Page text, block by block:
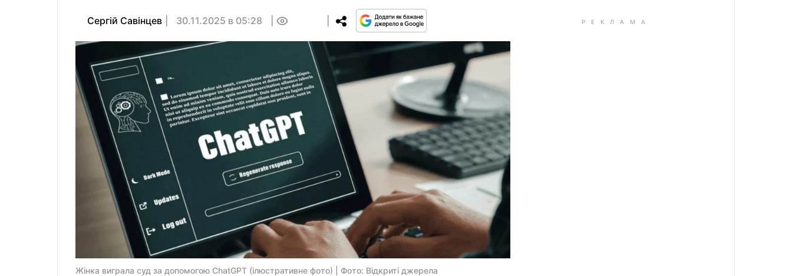
Сергій Савінцев 30.11.2025 в 05:28
Жінка виграла суд за допомогою ChatGPT (ілюстративне фото) | Фото: Відкриті джерела